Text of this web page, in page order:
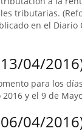
tributarias.
en el Diario
04/
para los
y el 9 de
04/